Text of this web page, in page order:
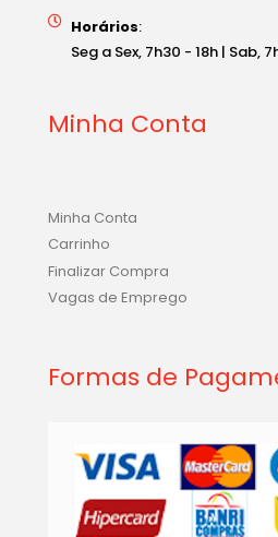
Horários:
Seg a Sex, 7h30 - 18h | Sab,
Minha Conta
Minha Conta
Carrinho
Finalizar Compra
Vagas de Emprego
Formas de